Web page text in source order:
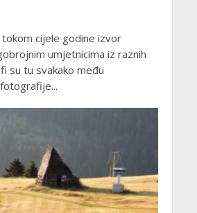
tokom cijele godine izvor
umjetnicima iz raznih
su tu svakako među